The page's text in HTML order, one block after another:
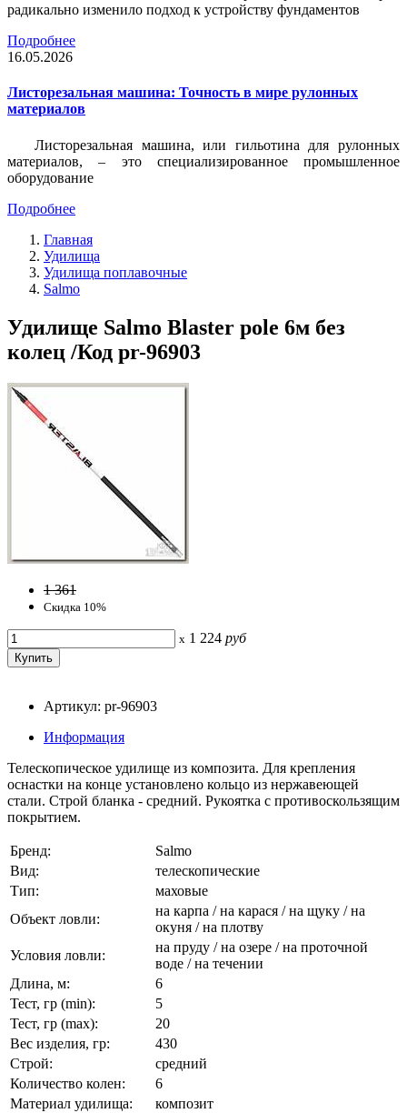
радикально изменило подход к устройству фундаментов
Подробнее
16.05.2026
Листорезальная машина: Точность в мире рулонных
материалов
Листорезальная машина, или гильотина для рулонных
материалов, – это специализированное промышленное
оборудование
Подробнее
Главная
Удилища
Удилища поплавочные
Salmo
Удилище Salmo Blaster pole 6м без
колец /Код pr-96903
1 361
Скидка 10%
x 1 224 руб
Артикул: pr-96903
Информация
Телескопическое удилище из композита. Для крепления
оснастки на конце установлено кольцо из нержавеющей
стали. Строй бланка - средний. Рукоятка с противоскользящим
покрытием.
Бренд:
Salmo
Вид:
телескопические
Тип:
маховые
Объект ловли:
на карпа / на карася / на щуку / на
окуня / на плотву
Условия ловли:
на пруду / на озере / на проточной
воде / на течении
Длина, м:
6
Тест, гр (min):
5
Тест, гр (max):
20
Вес изделия, гр:
430
Строй:
средний
Количество колен:
6
Материал удилища:
композит